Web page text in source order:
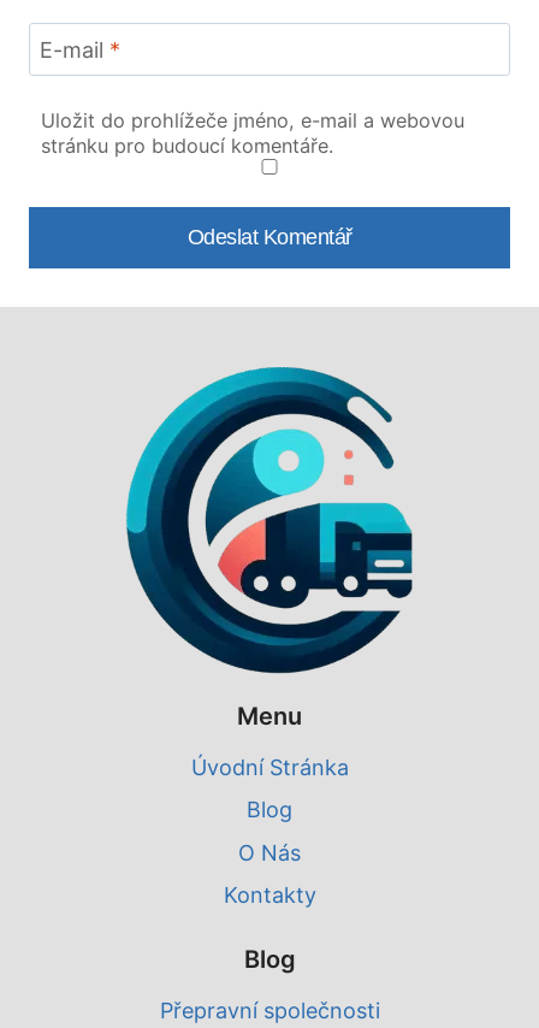
E-mail *
Uložit do prohlížeče jméno, e-mail a webovou
stránku pro budoucí komentáře.
Menu
Úvodní Stránka
Blog
O Nás
Kontakty
Blog
Přepravní společnosti